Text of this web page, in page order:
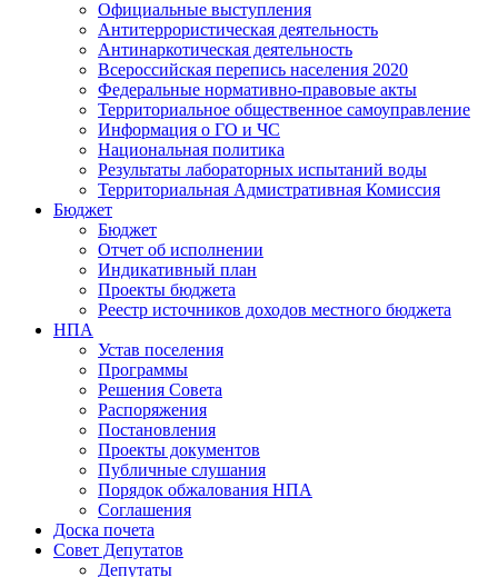
Официальные выступления
Антитеррористическая деятельность
Антинаркотическая деятельность
Всероссийская перепись населения 2020
Федеральные нормативно-правовые акты
Территориальное общественное самоуправление
Информация о ГО и ЧС
Национальная политика
Результаты лабораторных испытаний воды
Территориальная Адмистративная Комиссия
Бюджет
Бюджет
Отчет об исполнении
Индикативный план
Проекты бюджета
Реестр источников доходов местного бюджета
НПА
Устав поселения
Программы
Решения Совета
Распоряжения
Постановления
Проекты документов
Публичные слушания
Порядок обжалования НПА
Соглашения
Доска почета
Совет Депутатов
Депутаты